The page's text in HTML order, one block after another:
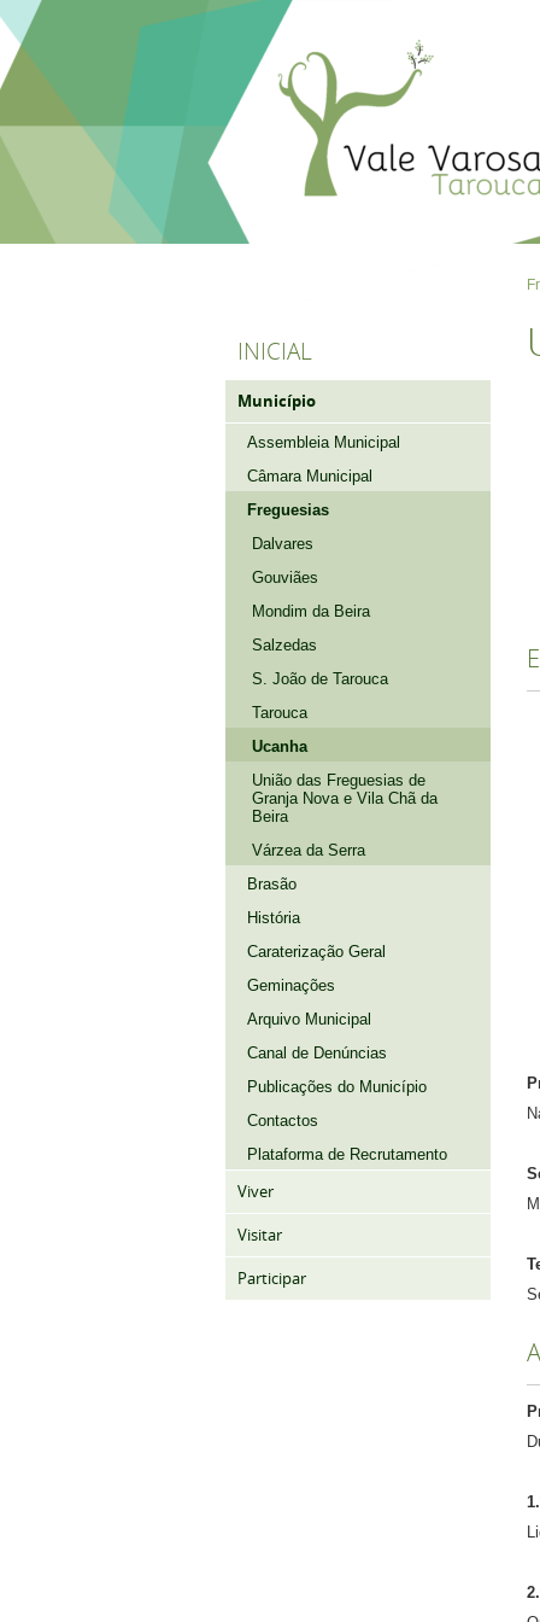
INICIAL
Município
Assembleia Municipal
Câmara Municipal
Freguesias
Dalvares
Gouviães
Mondim da Beira
Salzedas
S. João de Tarouca
Tarouca
Ucanha
União das Freguesias de
Granja Nova e Vila Chã da
Beira
Várzea da Serra
Brasão
História
Caraterização Geral
Geminações
Arquivo Municipal
Canal de Denúncias
Publicações do Município
Contactos
Plataforma de Recrutamento
Viver
Visitar
Participar